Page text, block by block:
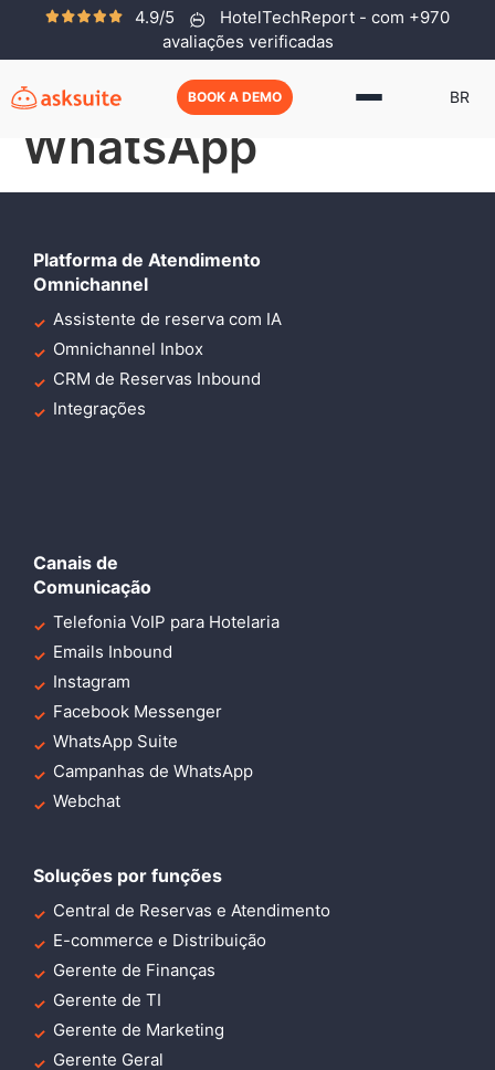
4.9/5
HotelTechReport - com +970
avaliações verificadas
BOOK A DEMO BR
Lançamento
Campanha
WhatsApp
Platforma de Atendimento
Omnichannel
Assistente de reserva com IA
Omnichannel Inbox
CRM de Reservas Inbound
Integrações
Canais de
Comunicação
Telefonia VoIP para Hotelaria
Emails Inbound
Instagram
Facebook Messenger
WhatsApp Suite
Campanhas de WhatsApp
Webchat
Soluções por funções
Central de Reservas e Atendimento
E-commerce e Distribuição
Gerente de Finanças
Gerente de TI
Gerente de Marketing
Gerente Geral